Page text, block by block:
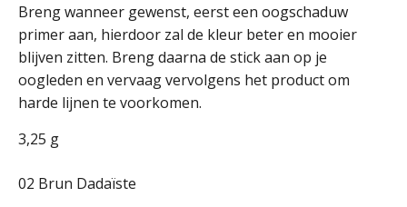
Breng wanneer gewenst, eerst een oogschaduw
primer aan, hierdoor zal de kleur beter en mooier
blijven zitten. Breng daarna de stick aan op je
oogleden en vervaag vervolgens het product om
harde lijnen te voorkomen.
3,25 g
02 Brun Dadaïste